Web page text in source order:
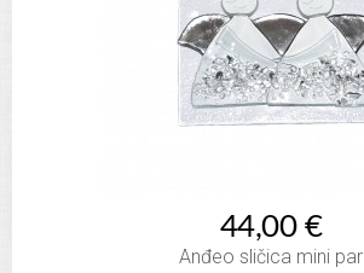
44,00 €
Anđeo sličica mini par